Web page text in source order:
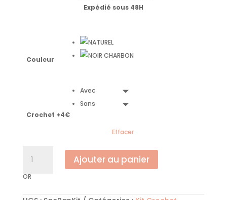
Expédié sous 48H
Couleur
Crochet +4€
Avec
Sans
Effacer
débutant
sac
Ajouter au panier
OR